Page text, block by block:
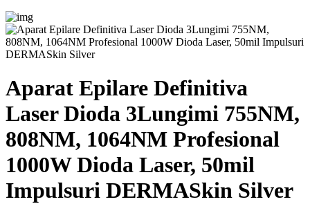
Aparat Epilare Definitiva
Laser Dioda 3Lungimi 755NM,
808NM, 1064NM Profesional
1000W Dioda Laser, 50mil
Impulsuri DERMASkin Silver